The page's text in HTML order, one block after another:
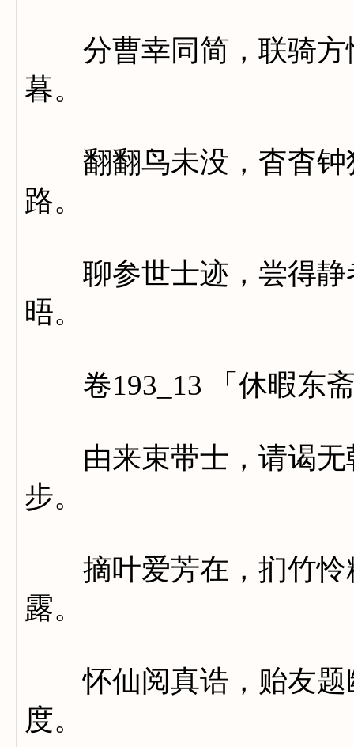
分曹幸同简，联骑方
暮。
翻翻鸟未没，杳杳钟
路。
聊参世士迹，尝得静
晤。
卷193_13 「休暇东
由来束带士，请谒无
步。
摘叶爱芳在，扪竹怜
露。
怀仙阅真诰，贻友题
度。